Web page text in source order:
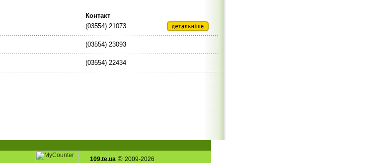
Контакт
(03554) 21073
(03554) 23093
(03554) 22434
109.te.ua © 2009-2026